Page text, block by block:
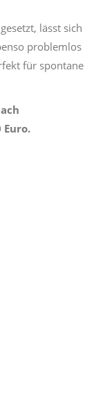
lässt sich
problemlos
für spontane